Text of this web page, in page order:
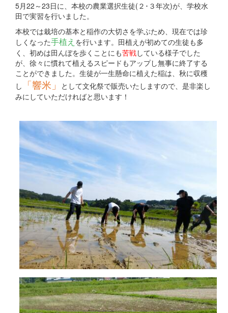
5月22～23日に、本校の農業選択生徒(２･３年次)が、学校水
田で実習を行いました。
本校では栽培の基本と稲作の大切さを学ぶため、現在では珍
しくなった手植え を行います。田植えが初めての生徒も多
く、初めは田んぼを歩くことにも苦戦している様子でした
が、徐々に慣れて植えるスピードもアップし無事に終了する
ことができました。生徒が一生懸命に植えた稲は、秋に収穫
し
「響米」
として文化祭で販売いたしますので、是非楽し
みにしていただければと思います！